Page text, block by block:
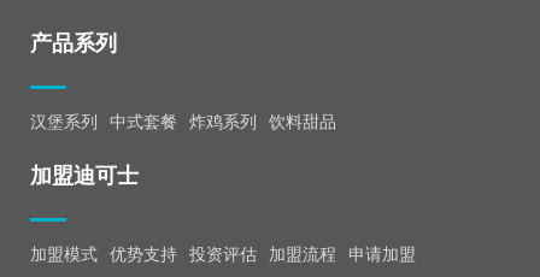
产品系列
汉堡系列 中式套餐 炸鸡系列 饮料甜品
加盟迪可士
加盟模式 优势支持 投资评估 加盟流程 申请加盟